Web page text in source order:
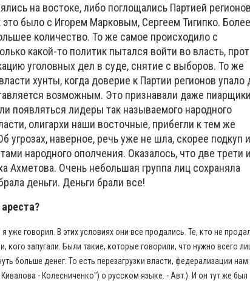
на востоке, либо поглощались Партией
было с Игорем Марковым, Сергеем Тигипко. Более
количество. То же самое происходило с
какой-то политик пытался войти во власть,
уголовных дел в суде, снятие с выборов. То же
хунты, когда доверие к Партии регионов упало
возможным. Это признавали даже пиарщики
появляться лидеры так называемого народного
олигархи наши восточные, прибегли к тем же
угрозах, наверное, речь уже не шла, скорее подкуп и
народного ополчения. Оказалось, что две трети
Ахметова. Очень небольшая группа лиц сохраняла
деньги. Деньги брали все!
уже говорил. В этих условиях они все продались. Те, кто не
кого запугали. Были такие, которые говорили, что нужно всего
больше денег. То есть перезагрузки власти, федерализации нам
- Колесниченко") о русском языке. - Авт.). И он тут же был